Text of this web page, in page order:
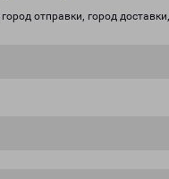
отправки, город